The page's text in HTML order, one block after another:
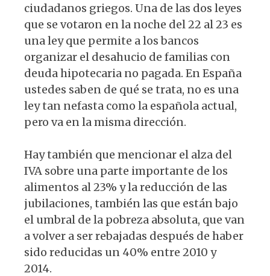
ciudadanos griegos. Una de las dos leyes
que se votaron en la noche del 22 al 23 es
una ley que permite a los bancos
organizar el desahucio de familias con
deuda hipotecaria no pagada. En España
ustedes saben de qué se trata, no es una
ley tan nefasta como la española actual,
pero va en la misma dirección.
Hay también que mencionar el alza del
IVA sobre una parte importante de los
alimentos al 23% y la reducción de las
jubilaciones, también las que están bajo
el umbral de la pobreza absoluta, que van
a volver a ser rebajadas después de haber
sido reducidas un 40% entre 2010 y
2014.